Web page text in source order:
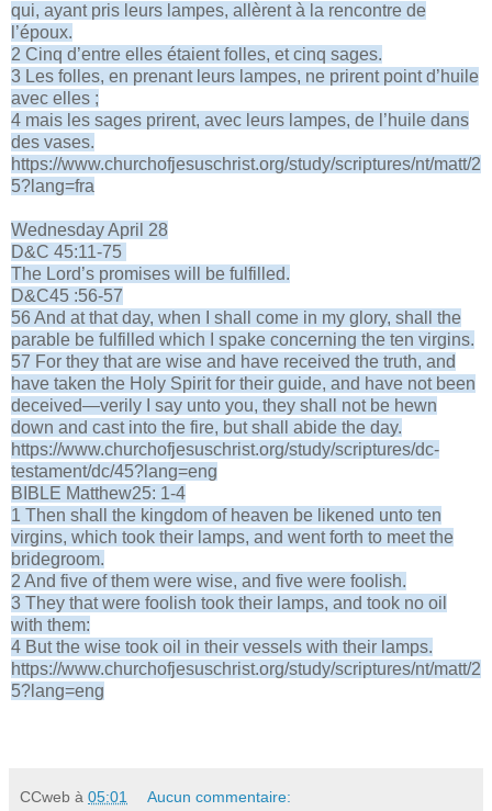
qui, ayant pris leurs lampes, allèrent à la rencontre de
l’époux.
2 Cinq d’entre elles étaient folles, et cinq sages.
3 Les folles, en prenant leurs lampes, ne prirent point d’huile
avec elles ;
4 mais les sages prirent, avec leurs lampes, de l’huile dans
des vases.
https://www.churchofjesuschrist.org/study/scriptures/nt/matt/2
5?lang=fra
Wednesday April 28
D&C 45:11-75
The Lord’s promises will be fulfilled.
D&C45 :56-57
56 And at that day, when I shall come in my glory, shall the
parable be fulfilled which I spake concerning the ten virgins.
57 For they that are wise and have received the truth, and
have taken the Holy Spirit for their guide, and have not been
deceived—verily I say unto you, they shall not be hewn
down and cast into the fire, but shall abide the day.
https://www.churchofjesuschrist.org/study/scriptures/dc-
testament/dc/45?lang=eng
BIBLE Matthew25: 1-4
1 Then shall the kingdom of heaven be likened unto ten
virgins, which took their lamps, and went forth to meet the
bridegroom.
2 And five of them were wise, and five were foolish.
3 They that were foolish took their lamps, and took no oil
with them:
4 But the wise took oil in their vessels with their lamps.
https://www.churchofjesuschrist.org/study/scriptures/nt/matt/2
5?lang=eng
CCweb à 05:01 Aucun commentaire: